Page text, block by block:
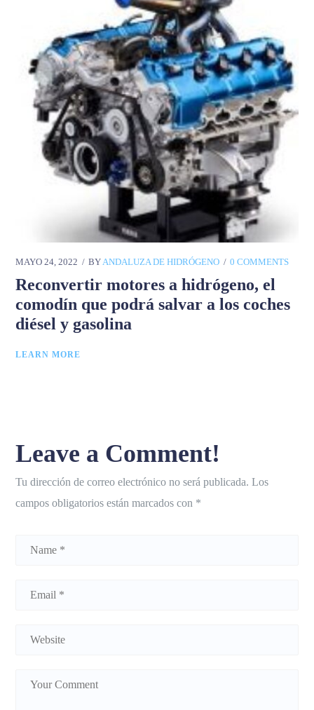
MAYO 24, 2022 BY ANDALUZA DE HIDRÓGENO 0 COMMENTS
Reconvertir motores a hidrógeno, el
comodín que podrá salvar a los coches
diésel y gasolina
LEARN MORE
Leave a Comment!
Tu dirección de correo electrónico no será publicada. Los
campos obligatorios están marcados con *